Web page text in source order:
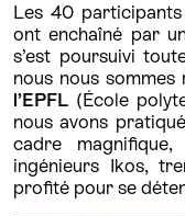
Les 40
ont enchaîné par
s’est poursuivi
nous nous
l’EPFL (École
nous avons pratiqué
cadre
ingénieurs Ikos,
profité pour se